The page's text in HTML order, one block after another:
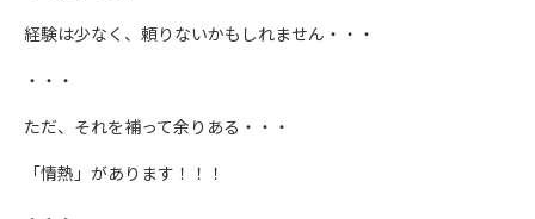
経験は少なく、頼りないかもしれません・・・
・・・
ただ、それを補って余りある・・・
「情熱」があります！！！